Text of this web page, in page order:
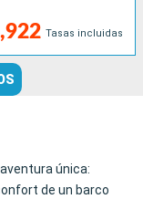
Tasas incluidas
única:
de un barco